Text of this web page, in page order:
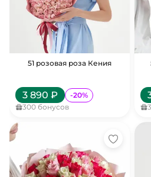
51 розовая роза Кения
3 890 ₽ -20%
300 бонусов